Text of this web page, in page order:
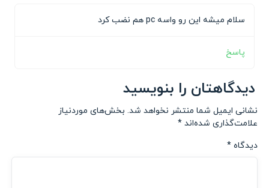
سلام میشه این رو واسه pc هم نضب کرد
پاسخ
دیدگاهتان را بنویسید
نشانی ایمیل شما منتشر نخواهد شد. بخش‌های موردنیاز
علامت‌گذاری شده‌اند *
دیدگاه *